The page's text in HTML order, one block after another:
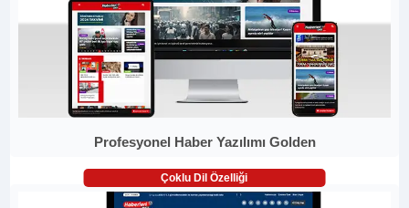
Profesyonel Haber Yazılımı Golden
Çoklu Dil Özelliği